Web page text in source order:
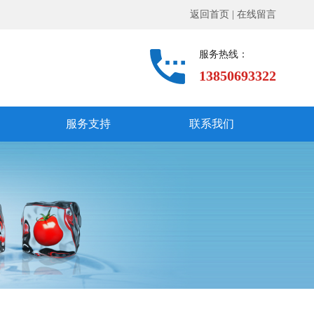
返回首页 在线留言
服务热线：
13850693322
服务支持 联系我们